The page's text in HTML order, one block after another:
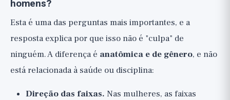
homens?
Esta é uma das perguntas mais importantes, e a
resposta explica por que isso não é "culpa" de
ninguém. A diferença é anatômica e de gênero, e não
está relacionada à saúde ou disciplina:
Direção das faixas. Nas mulheres, as faixas